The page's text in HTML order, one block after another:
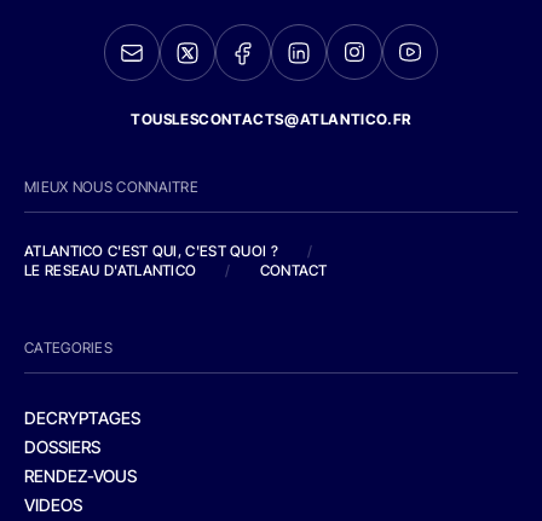
TOUSLESCONTACTS@ATLANTICO.FR
MIEUX NOUS CONNAITRE
ATLANTICO C'EST QUI, C'EST QUOI ?
/
LE RESEAU D'ATLANTICO
/ CONTACT
CATEGORIES
DECRYPTAGES
DOSSIERS
RENDEZ-VOUS
VIDEOS